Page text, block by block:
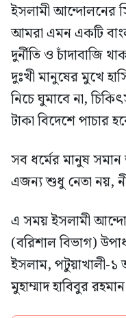
ইসলামী আন্দোলনের
আমরা এমন একটি
দুর্নীতি ও চাঁদাবাজি
দুঃখী মানুষের মুখে
নিচে ঘুমাবে না,
টাকা বিদেশে পাচার
সব ধর্মের মানুষ
এজন্য শুধু নেতা নয়,
এ সময় ইসলামী
(বরিশাল বিভাগ)
ইসলাম, পটুয়াখালী-১
মুহাম্মাদ হাবিবুর